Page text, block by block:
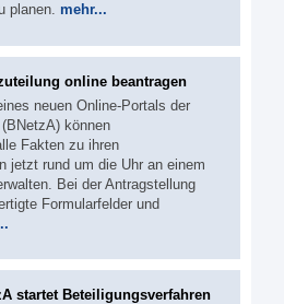
planen. mehr...
online beantragen
neuen Online-Portals der
können
Fakten zu ihren
jetzt rund um die Uhr an einem
Bei der Antragstellung
Formularfelder und
startet Beteiligungsverfahren